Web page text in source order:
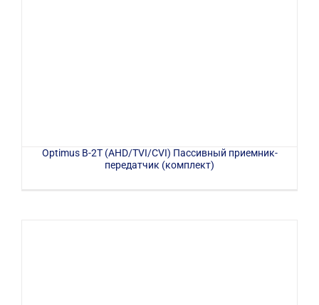
Optimus B-2T (AHD/TVI/CVI) Пассивный приемник-
передатчик (комплект)